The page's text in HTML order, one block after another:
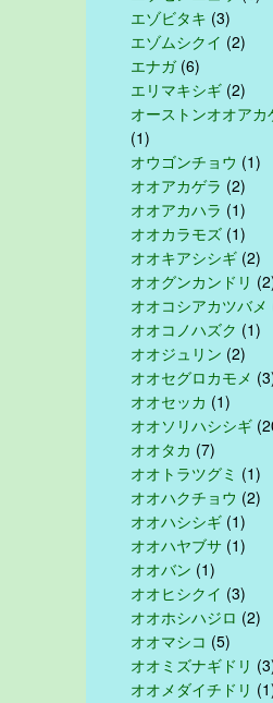
エゾビタキ (3)
エゾムシクイ (2)
エナガ(6)
エリマキシギ (2)
オーストンオオアカ
(1)
オウゴンチョウ (1)
オオアカゲラ (2)
オオアカハラ (1)
オオカラモズ (1)
オオキアシシギ (2)
オオグンカンドリ
オオコシアカツバメ
オオコノハズク (1)
オオジュリン (2)
オオセグロカモメ
オオセッカ (1)
オオソリハシシギ
オオタカ (7)
オオトラツグミ (1)
オオハクチョウ (2)
オオハシシギ (1)
オオハヤブサ (1)
オオバン (1)
オオヒシクイ (3)
オオホシハジロ (2)
オオマシコ (5)
オオミズナギドリ
オオメダイチドリ